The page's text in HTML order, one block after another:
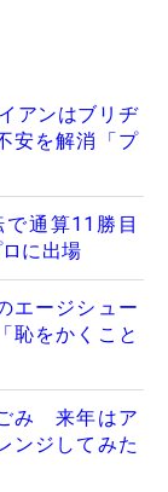
アンはブリヂ
安を解消「プ
通算11勝目
に出場
エージシュー
恥をかくこと
み 来年はア
ンジしてみた